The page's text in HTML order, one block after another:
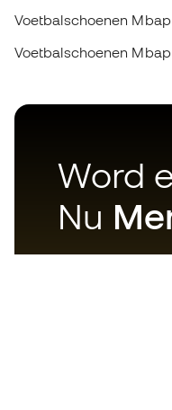
Voetbalschoenen
Voetbalschoenen
Word
Nu